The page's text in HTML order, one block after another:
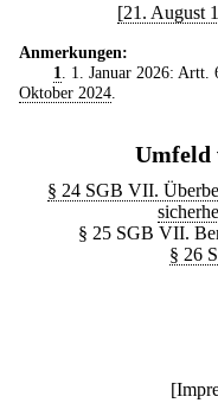
[21. August
Anmerkungen:
1
. 1. Januar 2026:
Oktober 2024
Umfeld
§ 24 SGB VII.
§ 25 SGB VII.
§ 26
[